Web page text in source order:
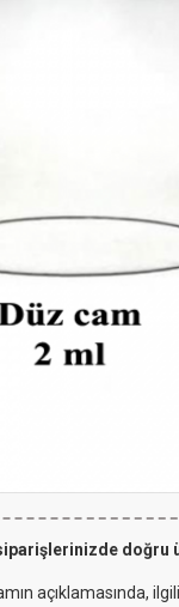
doğru
açıklamasında,